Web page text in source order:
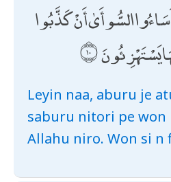
السُّوأَىٰ أَنْ كَذَّبُوا
يَسْتَهْزِئُونَ
Leyin naa, aburu je
saburu nitori pe won
Allahu niro. Won si n